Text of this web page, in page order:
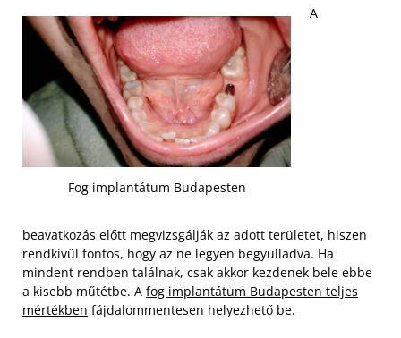
Fog implantátum Budapesten
A
beavatkozás előtt megvizsgálják az adott területet, hiszen
rendkívül fontos, hogy az ne legyen begyulladva. Ha
mindent rendben találnak, csak akkor kezdenek bele ebbe
a kisebb műtétbe. A fog implantátum Budapesten teljes
mértékben fájdalommentesen helyezhető be.